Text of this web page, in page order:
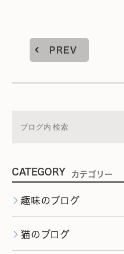
PREV
CATEGORY カテゴリー
趣味のブログ
猫のブログ